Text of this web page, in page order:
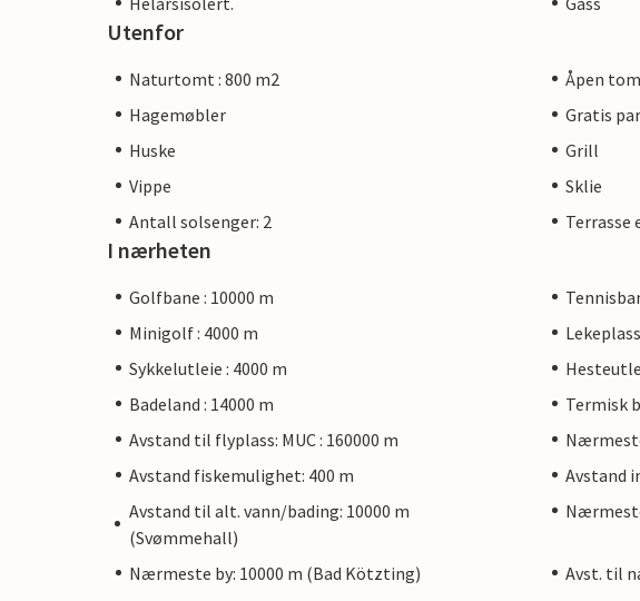
Utenfor
Naturtomt : 800 m2
Åpen
Hagemøbler
Gratis
Huske
Grill
Vippe
Sklie
Antall solsenger: 2
Terrasse
I nærheten
Golfbane : 10000 m
Minigolf : 4000 m
Sykkelutleie : 4000 m
Badeland : 14000 m
Termisk
Avstand til flyplass: MUC : 160000 m
Avstand fiskemulighet: 400 m
Avstand
Avstand til alt. vann/bading: 10000 m
(Svømmehall)
Nærmeste by: 10000 m (Bad Kötzting) Avst. til